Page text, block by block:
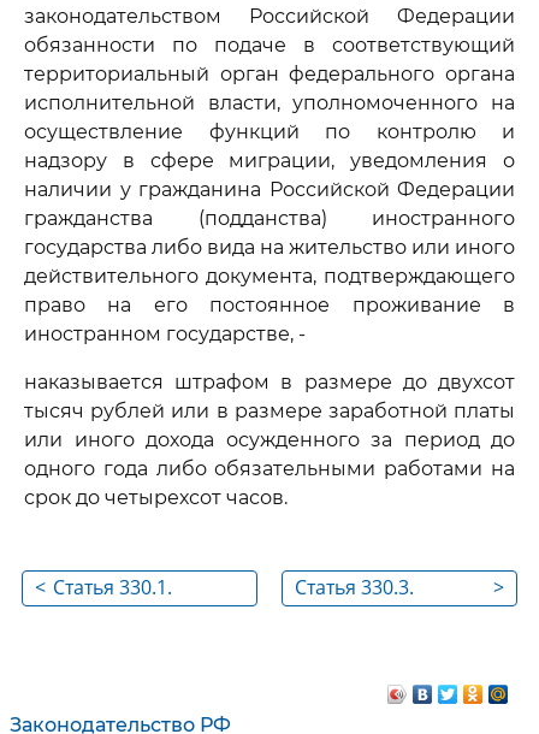
Законодательство РФ
законодательством Российской Федерации
обязанности по подаче в соответствующий
территориальный орган федерального органа
исполнительной власти, уполномоченного на
осуществление функций по контролю и
надзору в сфере миграции, уведомления о
наличии у гражданина Российской Федерации
гражданства (подданства) иностранного
государства либо вида на жительство или иного
действительного документа, подтверждающего
право на его постоянное проживание в
иностранном государстве, -
наказывается штрафом в размере до двухсот
тысяч рублей или в размере заработной платы
или иного дохода осужденного за период до
одного года либо обязательными работами на
срок до четырехсот часов.
< Статья 330.1.
предусмотренных
>
Статья 330.3.
территории
Российской